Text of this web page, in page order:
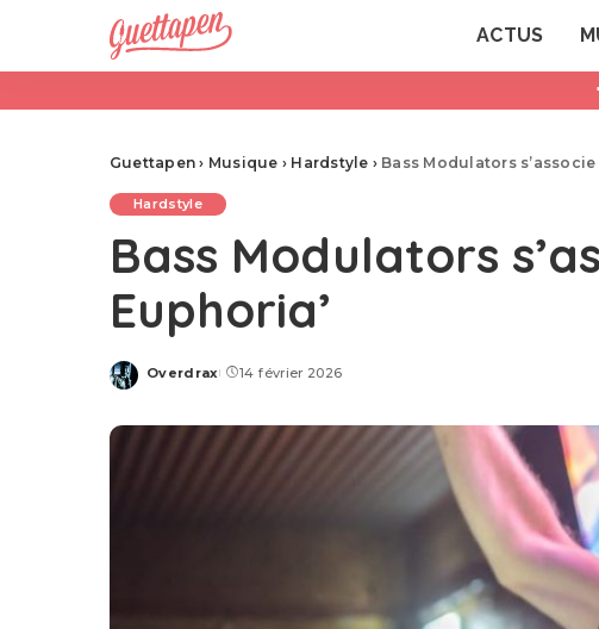
ACTUS
Guettapen › Musique › Hardstyle › Bass Modulators
Hardstyle
Bass Modulators
Euphoria’
Posted
Overdrax 14 février 2026